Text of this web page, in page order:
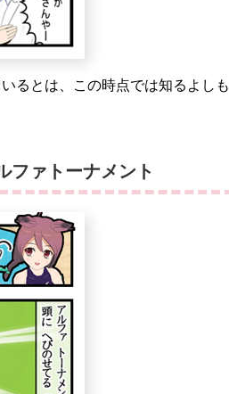
るとは、この時点では知るよしも
ファトーナメント